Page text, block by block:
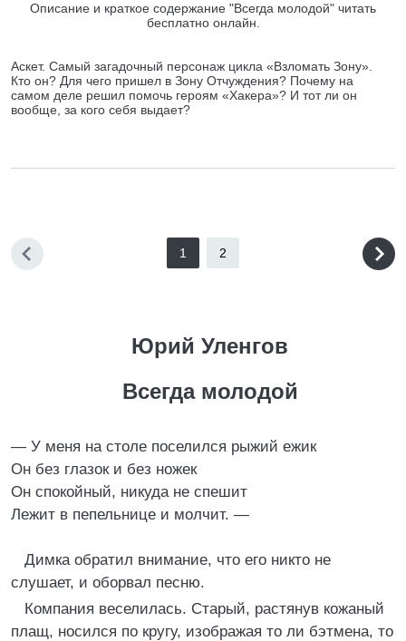
Описание и краткое содержание "Всегда молодой" читать
бесплатно онлайн.
Аскет. Самый загадочный персонаж цикла «Взломать Зону».
Кто он? Для чего пришел в Зону Отчуждения? Почему на
самом деле решил помочь героям «Хакера»? И тот ли он
вообще, за кого себя выдает?
1 2
Юрий Уленгов
Всегда молодой
— У меня на столе поселился рыжий ежик
Он без глазок и без ножек
Он спокойный, никуда не спешит
Лежит в пепельнице и молчит. —
Димка обратил внимание, что его никто не
слушает, и оборвал песню.
Компания веселилась. Старый, растянув кожаный
плащ, носился по кругу, изображая то ли бэтмена, то